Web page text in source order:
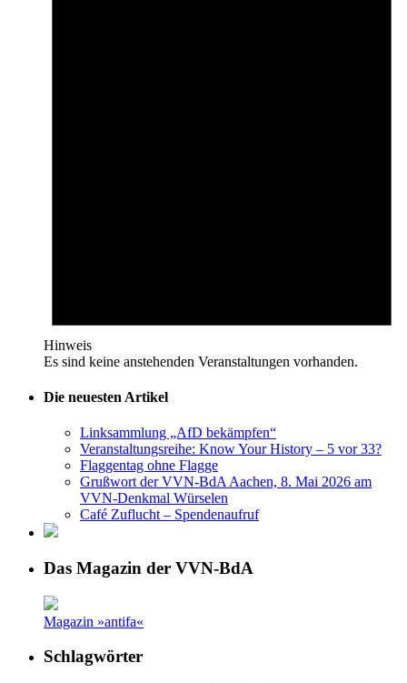
Hinweis
Es sind keine anstehenden Veranstaltungen vorhanden.
Die neuesten Artikel
Linksammlung „AfD bekämpfen“
Veranstaltungsreihe: Know Your History – 5 vor 33?
Flaggentag ohne Flagge
Grußwort der VVN-BdA Aachen, 8. Mai 2026 am
VVN-Denkmal Würselen
Café Zuflucht – Spendenaufruf
Das Magazin der VVN-BdA
Magazin »antifa«
Schlagwörter